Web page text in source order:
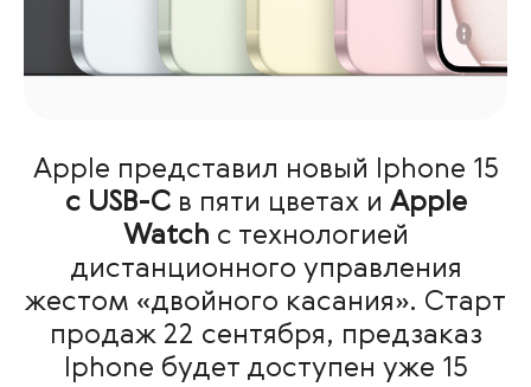
Apple представил новый Iphone 15
с USB-Cв пяти цветах и Apple
Watch с технологией
дистанционного управления
жестом «двойного касания». Старт
продаж 22 сентября, предзаказ
Iphone будет доступен уже 15